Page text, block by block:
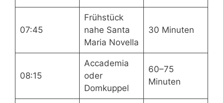
07:45
Frühstück
nahe Santa
Maria Novella
30 Minuten
08:15
Accademia
oder
Domkuppel
60–75
Minuten